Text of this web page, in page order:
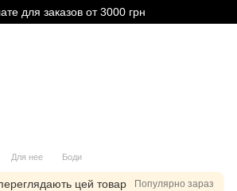
для заказов от 3000 грн
Для нее Боди
цей товар Популярно зараз